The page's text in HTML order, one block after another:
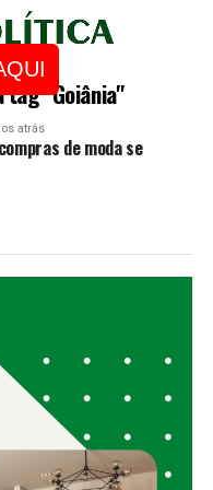
tag "Goiânia"
atrás
de moda se